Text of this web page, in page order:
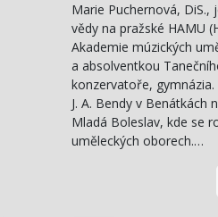
Marie Puchernová,
vědy na pražské HAMU
Akademie múzických
a absolventkou
konzervatoře,
J. A. Bendy v Benátkách
Mladá Boleslav, kde se
uměleckých oborech.…